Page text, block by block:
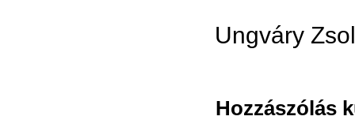
Ungváry
Hozzászólás